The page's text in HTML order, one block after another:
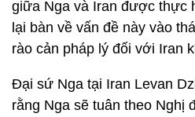
giữa Nga và Iran được thực
lại bàn về vấn đề này vào
rào cản pháp lý đối với Iran
Đại sứ Nga tại Iran Levan
rằng Nga sẽ tuân theo Nghị